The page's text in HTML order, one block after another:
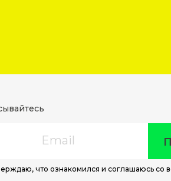
что ознакомился и соглашаюсь со